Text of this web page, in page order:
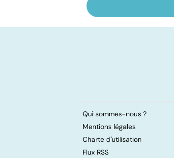
vers la méthode
Qui sommes-nous ?
Mentions légales
Charte d'utilisation
Flux RSS